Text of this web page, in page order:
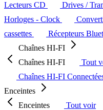
Lecteurs CD
Drives /
Horloges - Clock
cassettes
Récepteurs
Chaînes HI-FI
Chaînes HI-FI
Tout
Chaînes HI-FI
Enceintes
Enceintes
Tout voir